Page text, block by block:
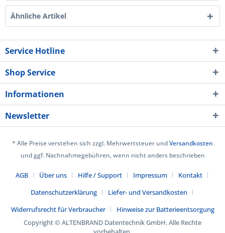
Ähnliche Artikel
Service Hotline
Shop Service
Informationen
Newsletter
* Alle Preise verstehen sich zzgl. Mehrwertsteuer undVersandkosten
und ggf. Nachnahmegebühren, wenn nicht anders beschrieben
AGB Über uns Hilfe / Support Impressum
Kontakt
Datenschutzerklärung
Liefer- und Versandkosten
Widerrufsrecht für Verbraucher
Hinweise zur Batterieentsorgung
Copyright © ALTENBRAND Datentechnik GmbH. Alle Rechte